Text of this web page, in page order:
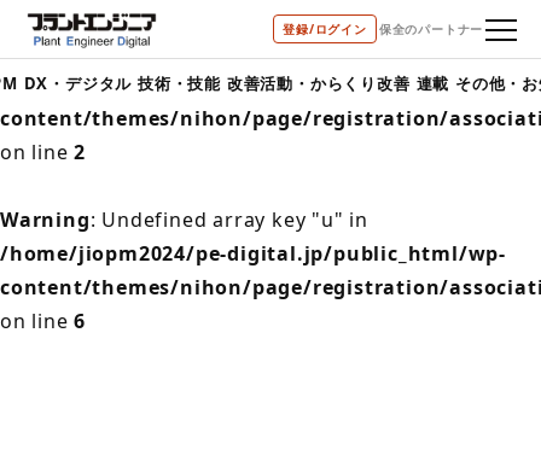
登録/ログイン 保全のパートナー
DX・デジタル 技術・技能 改善活動・からくり改善 連載 その他・
Warning: Undefined array key "u" in
/home/jiopm2024/pe-digital.jp/public_html/wp-
content/themes/nihon/page/registration/
on line2
Warning: Undefined array key "u" in
/home/jiopm2024/pe-digital.jp/public_html/wp-
content/themes/nihon/page/registration/
on line6